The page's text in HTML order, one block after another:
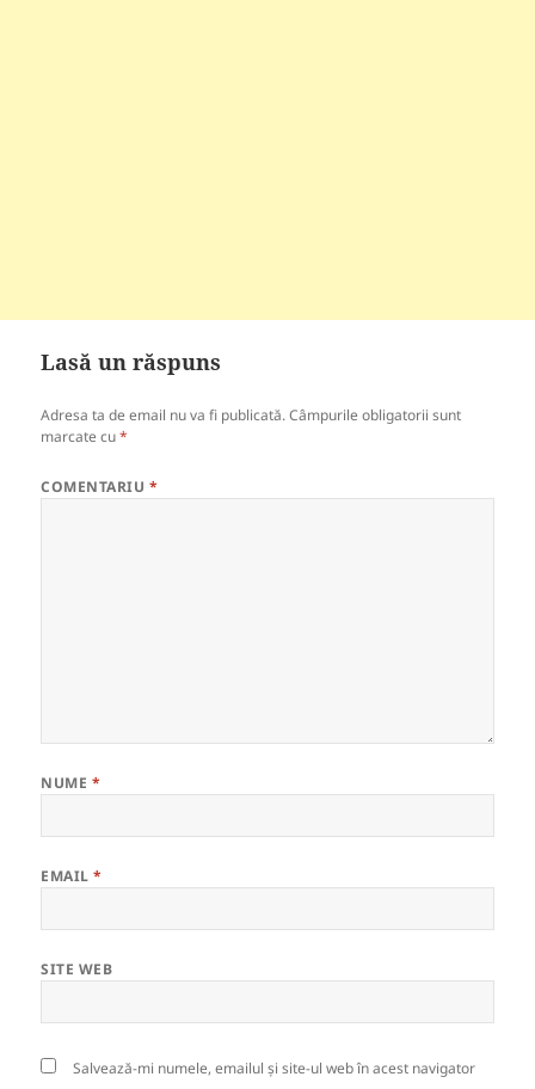
Lasă un răspuns
Adresa ta de email nu va fi publicată. Câmpurile obligatorii sunt
marcate cu*
COMENTARIU *
NUME *
EMAIL*
SITE WEB
Salvează-mi numele, emailul și site-ul web în acest navigator